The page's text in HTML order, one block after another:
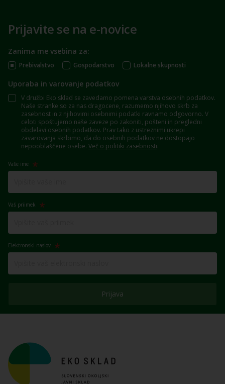
Prijavite se na e-novice
Zanima me vsebina za:
Prebivalstvo Gospodarstvo Lokalne skupnosti
Uporaba in varovanje podatkov
V družbi Eko sklad se zavedamo pomena varstva osebnih podatkov.
Naše stranke so za nas dragocene, razumemo njihovo skrb za
zasebnost in z njihovimi osebnimi podatki ravnamo odgovorno. V
celoti spoštujemo naše zaveze po zakoniti, pošteni in pregledni
obdelavi osebnih podatkov. Prav tako z ustreznimi ukrepi
zavarovanja skrbimo, da do osebnih podatkov ne dostopajo
nepooblaščene osebe. Več o politiki zasebnosti.
Vaše ime
Vaš priimek
Elektronski naslov
Prijava